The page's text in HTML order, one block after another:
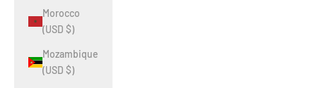
Morocco
(USD $)
Mozambique
(USD $)